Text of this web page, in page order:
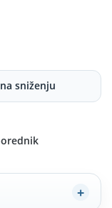
sniženju